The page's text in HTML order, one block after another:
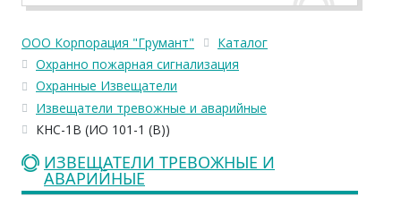
ООО Корпорация "Грумант"
Каталог
Охранно пожарная сигнализация
Охранные Извещатели
Извещатели тревожные и аварийные
КНС-1В (ИО 101-1 (В))
ИЗВЕЩАТЕЛИ ТРЕВОЖНЫЕ И
АВАРИЙНЫЕ